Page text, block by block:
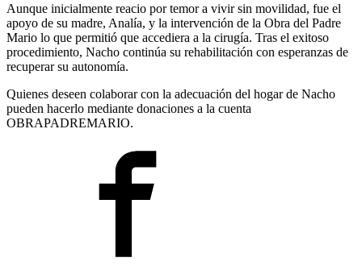
Aunque inicialmente reacio por temor a vivir sin movilidad, fue el
apoyo de su madre, Analía, y la intervención de la Obra del Padre
Mario lo que permitió que accediera a la cirugía. Tras el exitoso
procedimiento, Nacho continúa su rehabilitación con esperanzas de
recuperar su autonomía.
Quienes deseen colaborar con la adecuación del hogar de Nacho
pueden hacerlo mediante donaciones a la cuenta
OBRAPADREMARIO.